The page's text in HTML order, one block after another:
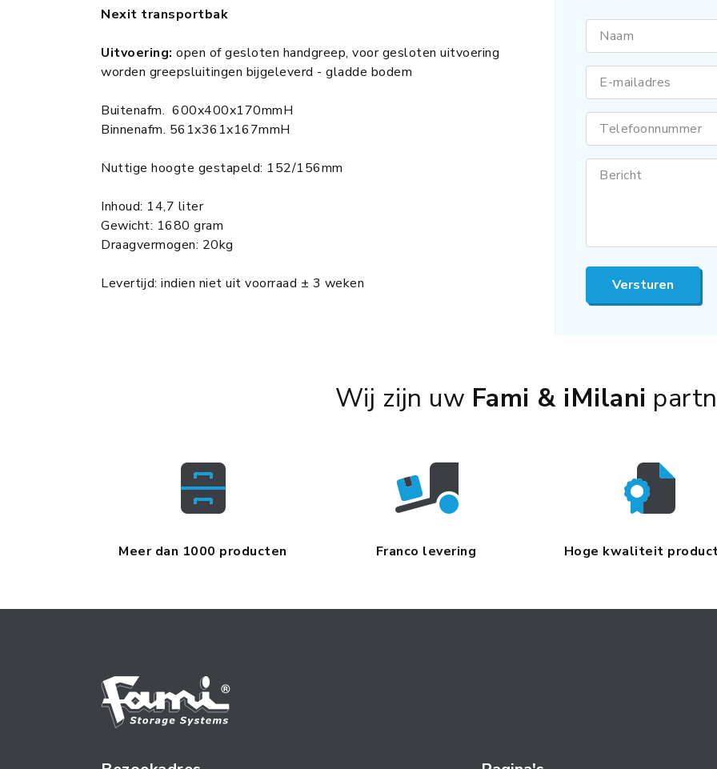
Nexit transportbak
Uitvoering: open of gesloten handgreep, voor gesloten uitvoering
worden greepsluitingen bijgeleverd - gladde bodem
Buitenafm. 600x400x170mmH
Binnenafm. 561x361x167mmH
Nuttige hoogte gestapeld: 152/156mm
Inhoud: 14,7 liter
Gewicht: 1680 gram
Draagvermogen: 20kg
Levertijd: indien niet uit voorraad ± 3 weken
Naam
E-mailadres
Telefoonnummer
Bericht
Versturen
Wij zijn uw Fami & iMilani
Meer dan 1000 producten Franco levering Hoge kwaliteit